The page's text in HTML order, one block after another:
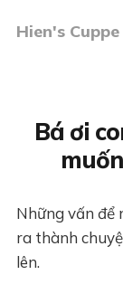
Hien's Cuppe
Bá ơi
Những vấn để
ra thành
lên.